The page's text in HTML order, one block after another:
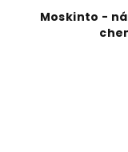
Moskinto -